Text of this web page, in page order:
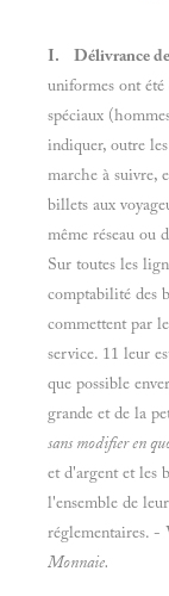
I. Délivrance
uniformes ont été
spéciaux
indiquer, outre
marche à suivre,
billets aux
même réseau ou
Sur toutes les
comptabilité des
commettent par
service. 11 leur
que possible
grande et de la
sans modifier en
et d'argent et les
l'ensemble de
réglementaires. -
Monnaie.